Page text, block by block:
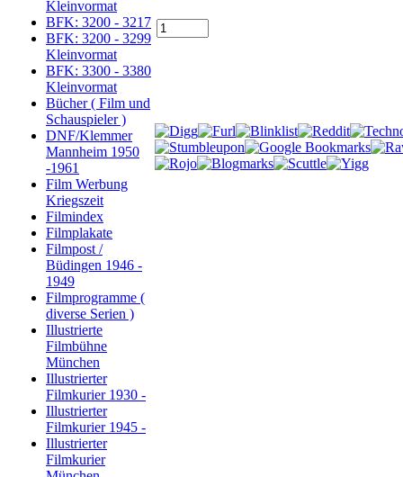
Kleinvormat
BFK: 3200 - 3217
BFK: 3200 - 3299
Kleinvormat
BFK: 3300 - 3380
Kleinvormat
Bücher ( Film und
Schauspieler )
DNF/Klemmer
Mannheim 1950
-1961
Film Werbung
Kriegszeit
Filmindex
Filmplakate
Filmpost /
Büdingen 1946 -
1949
Filmprogramme (
diverse Serien )
Illustrierte
Filmbühne
München
Illustrierter
Filmkurier 1930 -
Illustrierter
Filmkurier 1945 -
Illustrierter
Filmkurier